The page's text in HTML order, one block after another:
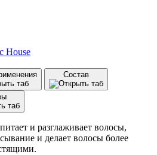
House
Состав
и разглаживает волосы,
и делает волосы более